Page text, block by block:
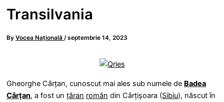
Transilvania
By Vocea Națională /septembrie 14, 2023
Gheorghe Cârțan, cunoscut mai ales sub numele de Badea
Cârțan, a fost un țăran român din Cârțișoara (Sibiu), născut în